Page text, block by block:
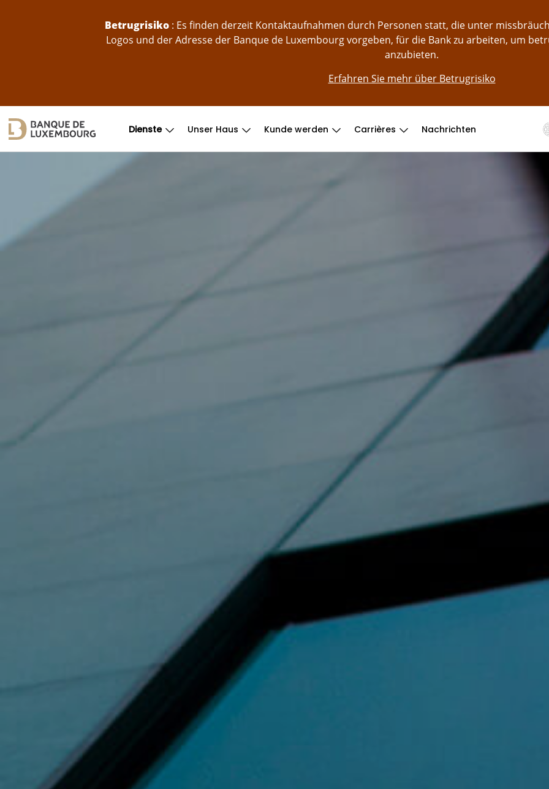
Betrugrisiko : Es finden derzeit Kontaktaufnahmen durch Personen statt, die unter
Logos und der Adresse der Banque de Luxembourg vorgeben, für die Bank zu arbeiten, um
anzubieten.
Erfahren Sie mehr über Betrugrisiko
Dienste Unser Haus Kunde werden Carrières Nachrichten